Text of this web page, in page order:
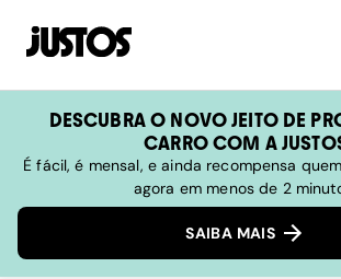
DESCUBRA O NOVO JEITO DE
CARRO COM A
É fácil, é mensal, e ainda recompensa
agora em menos de 2
SAIBA MAIS